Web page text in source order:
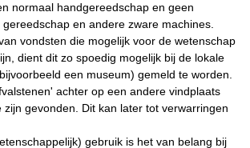
normaal handgereedschap en geen
gereedschap en andere zware machines.
vondsten die mogelijk voor de wetenschap
dient dit zo spoedig mogelijk bij de lokale
een museum) gemeld te worden.
achter op een andere vindplaats
zijn gevonden. Dit kan later tot verwarringen
gebruik is het van belang bij